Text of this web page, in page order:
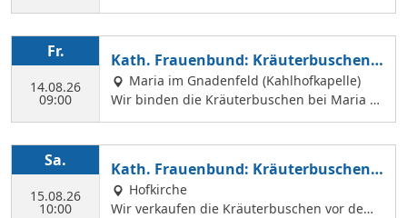
n, die wir am 14. August binden und an Mar
Margit Ettig am Jugendheim Feldkirchen.
Fr.
14.08.26
09:00
Kath. Frauenbund: Kräuterbuschen b
inden
Maria im Gnadenfeld (Kahlhofkapelle)
Wir binden die Kräuterbuschen bei Maria a
m Kahlhof. Wir brauchen viele Helferinnen z
der Hl. Geist Kirche Kräuterbuschen verkauf
en können.
Sa.
15.08.26
10:00
Kath. Frauenbund: Kräuterbuschen V
erkauf
Hofkirche
Wir verkaufen die Kräuterbuschen vor dem